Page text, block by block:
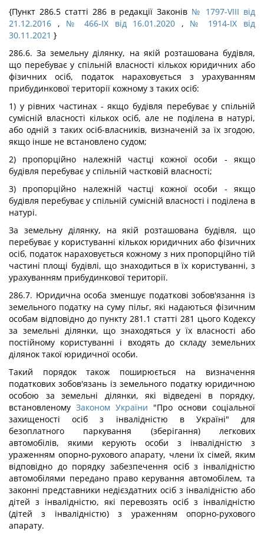
{Пункт 286.5 статті 286 в редакції Законів № 1797-VIII від
21.12.2016 , № 466-IX від 16.01.2020 , № 1914-IX від
30.11.2021 }
286.6. За земельну ділянку, на якій розташована будівля,
що перебуває у спільній власності кількох юридичних або
фізичних осіб, податок нараховується з урахуванням
прибудинкової території кожному з таких осіб:
1) у рівних частинах - якщо будівля перебуває у спільній
сумісній власності кількох осіб, але не поділена в натурі,
або одній з таких осіб-власників, визначеній за їх згодою,
якщо інше не встановлено судом;
2) пропорційно належній частці кожної особи - якщо
будівля перебуває у спільній частковій власності;
3) пропорційно належній частці кожної особи - якщо
будівля перебуває у спільній сумісній власності і поділена в
натурі.
За земельну ділянку, на якій розташована будівля, що
перебуває у користуванні кількох юридичних або фізичних
осіб, податок нараховується кожному з них пропорційно тій
частині площі будівлі, що знаходиться в їх користуванні, з
урахуванням прибудинкової території.
286.7. Юридична особа зменшує податкові зобов'язання із
земельного податку на суму пільг, які надаються фізичним
особам відповідно до пункту 281.1 статті 281 цього Кодексу
за земельні ділянки, що знаходяться у їх власності або
постійному користуванні і входять до складу земельних
ділянок такої юридичної особи.
Такий порядок також поширюється на визначення
податкових зобов'язань із земельного податку юридичною
особою за земельні ділянки, які відведені в порядку,
встановленому Законом України "Про основи соціальної
захищеності осіб з інвалідністю в Україні" для
безоплатного паркування (зберігання) легкових
автомобілів, якими керують особи з інвалідністю з
ураженням опорно-рухового апарату, члени їх сімей, яким
відповідно до порядку забезпечення осіб з інвалідністю
автомобілями передано право керування автомобілем, та
законні представники недієздатних осіб з інвалідністю або
дітей з інвалідністю, які перевозять осіб з інвалідністю
(дітей з інвалідністю) з ураженням опорно-рухового
апарату.